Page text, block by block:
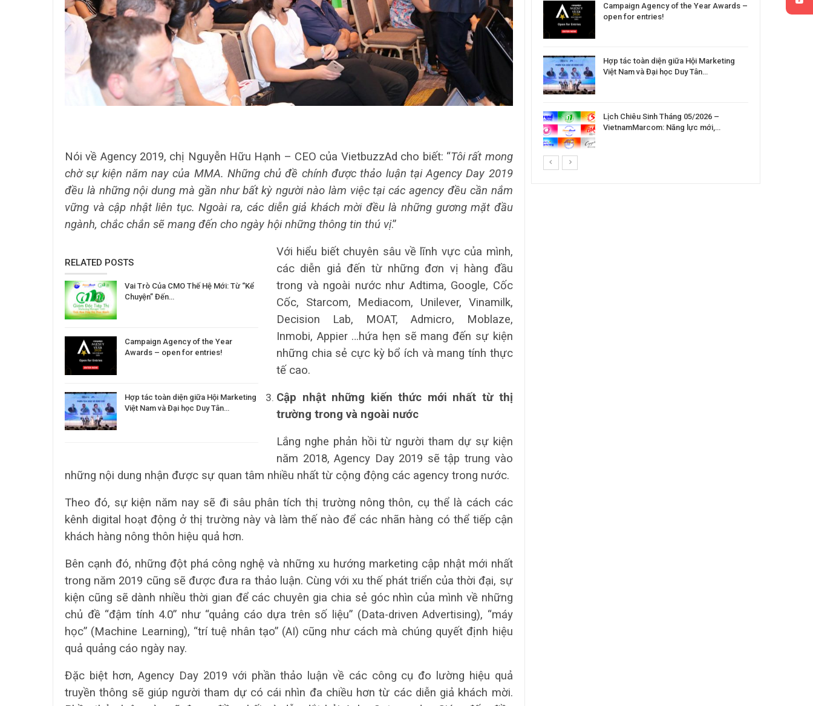
Nói về Agency 2019, chị Nguyễn Hữu Hạnh – CEO của VietbuzzAd cho biết: “Tôi rất mong
chờ sự kiện năm nay của MMA. Những chủ đề chính được thảo luận tại Agency Day 2019
đều là những nội dung mà gần như bất kỳ người nào làm việc tại các agency đều cần nắm
vững và cập nhật liên tục. Ngoài ra, các diễn giả khách mời đều là những gương mặt đầu
ngành, chắc chắn sẽ mang đến cho ngày hội những thông tin thú vị.”
RELATED POSTS
Vai Trò Của CMO Thế Hệ Mới: Từ “Kể
Chuyện” Đến…
Campaign Agency of the Year
Awards – open for entries!
Hợp tác toàn diện giữa Hội Marketing
Việt Nam và Đại học Duy Tân…
Với hiểu biết chuyên sâu về lĩnh vực của mình,
các diễn giả đến từ những đơn vị hàng đầu
trong và ngoài nước như Adtima, Google, Cốc
Cốc, Starcom, Mediacom, Unilever, Vinamilk,
Decision Lab, MOAT, Admicro, Moblaze,
Inmobi, Appier …hứa hẹn sẽ mang đến sự kiện
những chia sẻ cực kỳ bổ ích và mang tính thực
tế cao.
Cập nhật những kiến thức mới nhất từ thị
trường trong và ngoài nước
Lắng nghe phản hồi từ người tham dự sự kiện
năm 2018, Agency Day 2019 sẽ tập trung vào
những nội dung nhận được sự quan tâm nhiều nhất từ cộng động các agency trong nước.
Theo đó, sự kiện năm nay sẽ đi sâu phân tích thị trường nông thôn, cụ thể là cách các
kênh digital hoạt động ở thị trường này và làm thế nào để các nhãn hàng có thể tiếp cận
khách hàng nông thôn hiệu quả hơn.
Bên cạnh đó, những đột phá công nghệ và những xu hướng marketing cập nhật mới nhất
trong năm 2019 cũng sẽ được đưa ra thảo luận. Cùng với xu thế phát triển của thời đại, sự
kiện cũng sẽ dành nhiều thời gian để các chuyên gia chia sẻ góc nhìn của mình về những
chủ đề “đậm tính 4.0” như “quảng cáo dựa trên số liệu” (Data-driven Advertising), “máy
học” (Machine Learning), “trí tuệ nhân tạo” (AI) cũng như cách mà chúng quyết định hiệu
quả quảng cáo ngày nay.
Đặc biệt hơn, Agency Day 2019 với phần thảo luận về các công cụ đo lường hiệu quả
truyền thông sẽ giúp người tham dự có cái nhìn đa chiều hơn từ các diễn giả khách mời.
Hội nghị Thương hiệu 2025: Di sản & Tầm
nhìn
70 năm NLU – dấu ấn Nhân hiệu, định vị
mới Nông Đạo học, vươn tới…
Campaign Agency of the Year Awards –
open for entries!
Hợp tác toàn diện giữa Hội Marketing
Việt Nam và Đại học Duy Tân…
Lịch Chiêu Sinh Tháng 05/2026 –
VietnamMarcom: Năng lực mới,…